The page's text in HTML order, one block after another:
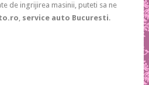
de ingrijirea masinii, puteti sa ne
, service auto Bucuresti.